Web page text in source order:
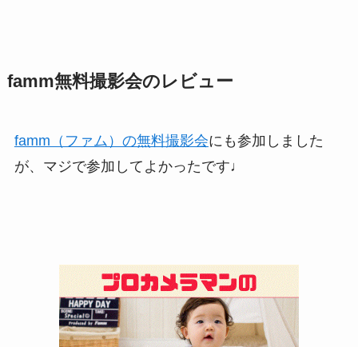
famm無料撮影会のレビュー
famm（ファム）の無料撮影会にも参加しました
が、マジで参加してよかったです♩